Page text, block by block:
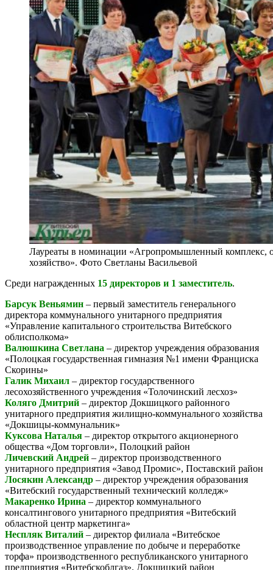
Лауреаты в номинации «Агропромышленный комплекс,
хозяйство». Фото Светланы Васильевой
Среди награжденных 15 директоров и 1 заместитель.
Барсук Веньямин – первый заместитель генерального
директора коммунального унитарного предприятия
«Управление капитального строительства Витебского
облисполкома»
Валюшкина Светлана – директор учреждения образования
«Полоцкая государственная гимназия №1 имени Франциска
Скорины»
Галик Михаил – директор государственного
лесохозяйственного учреждения «Толочинский лесхоз»
Коляго Дмитрий – директор Докшицкого районного
унитарного предприятия жилищно-коммунального хозяйства
«Докшицы-коммунальник»
Куксова Наталья – директор открытого акционерного
общества «Дом торговли», Полоцкий район
Личевский Андрей – директор производственного
унитарного предприятия «Завод Промис», Поставский район
Лосякин Александр – директор учреждения образования
«Витебский государственный технический колледж»
Макаренко Ирина – директор коммунального
консалтингового унитарного предприятия «Витебский
областной центр маркетинга»
Неспляк Виталий – директор филиала «Витебское
производственное управление по добыче и переработке
торфа» производственного республиканского унитарного
предприятия «Витебскоблгаз», Докшицкий район